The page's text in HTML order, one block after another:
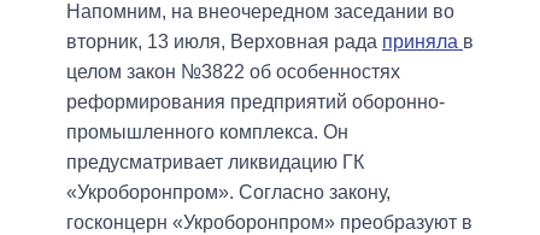
Напомним, на внеочередном заседании во
вторник, 13 июля, Верховная рада приняла в
целом закон №3822 об особенностях
реформирования предприятий оборонно-
промышленного комплекса. Он
предусматривает ликвидацию ГК
«Укроборонпром». Согласно закону,
госконцерн «Укроборонпром» преобразуют в